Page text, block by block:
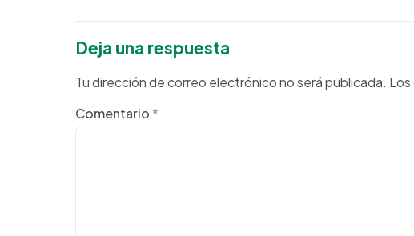
Deja una respuesta
Tu dirección de correo electrónico no será publicada.
Comentario*